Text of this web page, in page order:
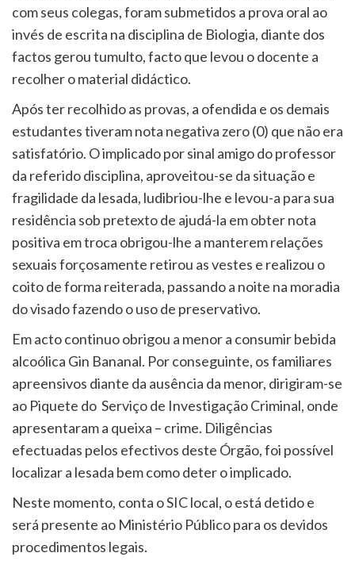
com seus colegas, foram submetidos a prova oral ao
invés de escrita na disciplina de Biologia, diante dos
factos gerou tumulto, facto que levou o docente a
recolher o material didáctico.
Após ter recolhido as provas, a ofendida e os demais
estudantes tiveram nota negativa zero (0) que não era
satisfatório. O implicado por sinal amigo do professor
da referido disciplina, aproveitou-se da situação e
fragilidade da lesada, ludibriou-lhe e levou-a para sua
residência sob pretexto de ajudá-la em obter nota
positiva em troca obrigou-lhe a manterem relações
sexuais forçosamente retirou as vestes e realizou o
coito de forma reiterada, passando a noite na moradia
do visado fazendo o uso de preservativo.
Em acto continuo obrigou a menor a consumir bebida
alcoólica Gin Bananal. Por conseguinte, os familiares
apreensivos diante da ausência da menor, dirigiram-se
ao Piquete do Serviço de Investigação Criminal, onde
apresentaram a queixa – crime. Diligências
efectuadas pelos efectivos deste Órgão, foi possível
localizar a lesada bem como deter o implicado.
Neste momento, conta o SIC local, o está detido e
será presente ao Ministério Público para os devidos
procedimentos legais.